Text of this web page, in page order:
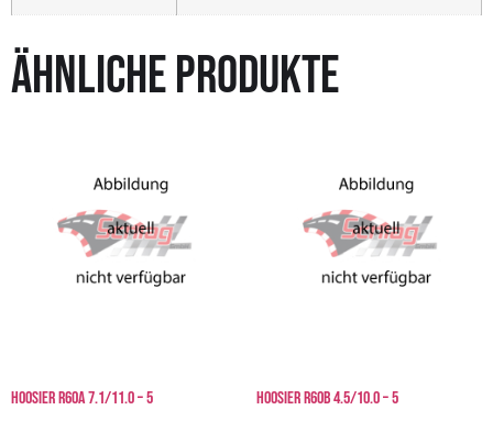
ÄHNLICHE PRODUKTE
HOOSIER R60A 7.1/11.0 – 5 HOOSIER R60B 4.5/10.0 – 5